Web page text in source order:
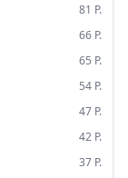
81 P.
66 P.
65 P.
54 P.
47 P.
42 P.
37 P.